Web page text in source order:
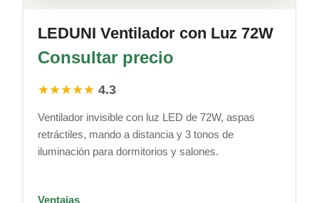
LEDUNI Ventilador con Luz 72W
Consultar precio
★★★★★ 4.3
Ventilador invisible con luz LED de 72W, aspas
retráctiles, mando a distancia y 3 tonos de
iluminación para dormitorios y salones.
Ventajas